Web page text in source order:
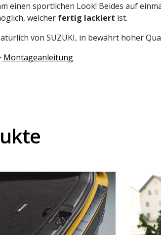
einen sportlichen Look! Beides auf
welcher fertig lackiert ist.
von SUZUKI, in bewährt hoher
Montageanleitung